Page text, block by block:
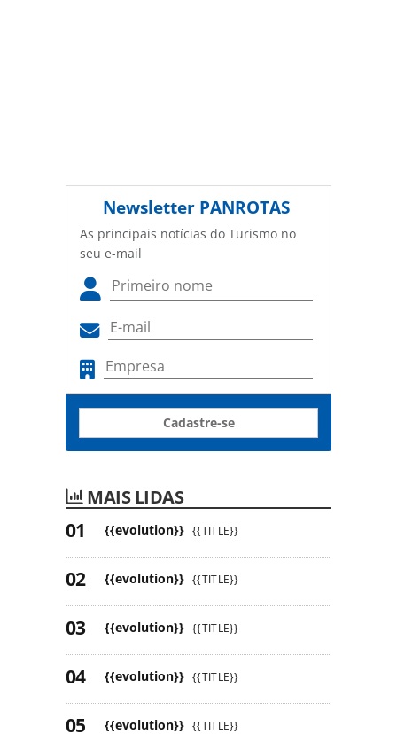
Newsletter PANROTAS
As principais notícias do Turismo no
seu e-mail
Cadastre-se
MAIS LIDAS
{{evolution}} {{TITLE}}
{{evolution}} {{TITLE}}
{{evolution}} {{TITLE}}
{{evolution}} {{TITLE}}
{{evolution}} {{TITLE}}